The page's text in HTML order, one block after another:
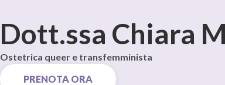
Dott.ssa Chiara
Ostetrica queer e transfemminista
PRENOTA ORA